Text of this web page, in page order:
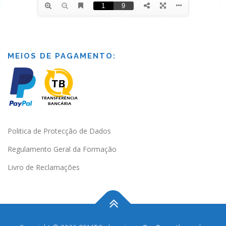
MEIOS DE PAGAMENTO:
Politica de Protecção de Dados
Regulamento Geral da Formação
Livro de Reclamações